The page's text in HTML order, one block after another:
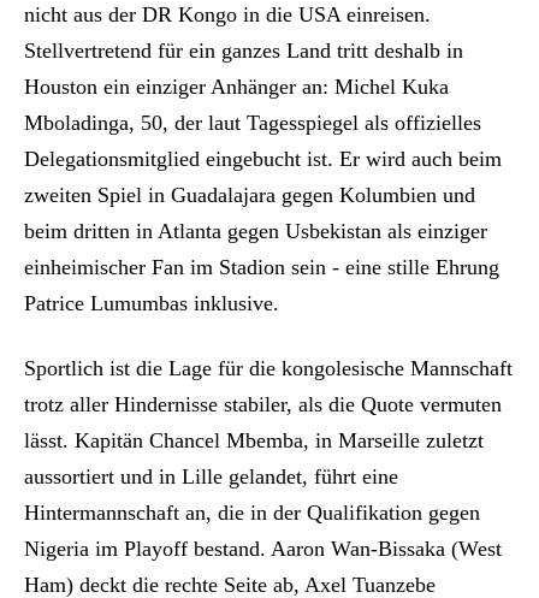
nicht aus der DR Kongo in die USA einreisen.
Stellvertretend für ein ganzes Land tritt deshalb in
Houston ein einziger Anhänger an: Michel Kuka
Mboladinga, 50, der laut Tagesspiegel als offizielles
Delegationsmitglied eingebucht ist. Er wird auch beim
zweiten Spiel in Guadalajara gegen Kolumbien und
beim dritten in Atlanta gegen Usbekistan als einziger
einheimischer Fan im Stadion sein - eine stille Ehrung
Patrice Lumumbas inklusive.
Sportlich ist die Lage für die kongolesische Mannschaft
trotz aller Hindernisse stabiler, als die Quote vermuten
lässt. Kapitän Chancel Mbemba, in Marseille zuletzt
aussortiert und in Lille gelandet, führt eine
Hintermannschaft an, die in der Qualifikation gegen
Nigeria im Playoff bestand. Aaron Wan-Bissaka (West
Ham) deckt die rechte Seite ab, Axel Tuanzebe